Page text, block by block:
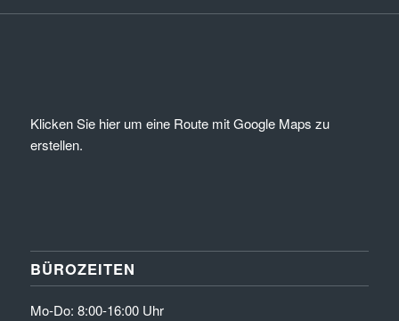
Klicken Sie hier um eine Route mit Google Maps zu
erstellen.
BÜROZEITEN
Mo-Do: 8:00-16:00 Uhr